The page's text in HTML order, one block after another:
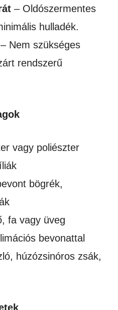
– Oldószermentes
hulladék.
– Nem szükséges
rendszerű
vagy poliészter
bögrék,
fa vagy üveg
bevonattal
húzózsinóros zsák,